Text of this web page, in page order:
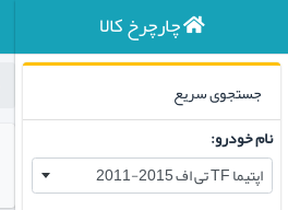
چارچرخ کالا
جستجوی سریع
نام خودرو:
اپتیما TF تی اف 2015-2011